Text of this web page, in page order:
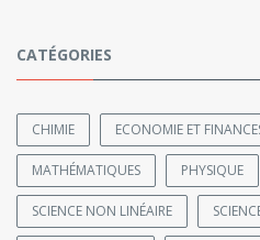
CATÉGORIES
CHIMIE ECONOMIE ET
MATHÉMATIQUES PHYSIQUE
SCIENCE NON LINÉAIRE